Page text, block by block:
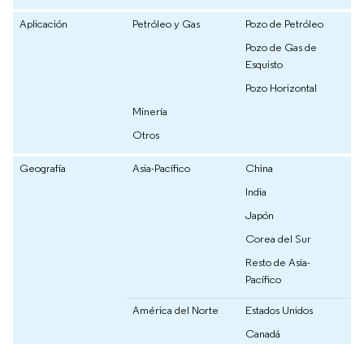
Aplicación Petróleo y Gas
Pozo de Petróleo
Pozo de Gas de
Esquisto
Pozo Horizontal
Minería
Otros
Geografía Asia-Pacífico
China
India
Japón
Corea del Sur
Resto de Asia-
Pacífico
América del Norte
Estados Unidos
Canadá